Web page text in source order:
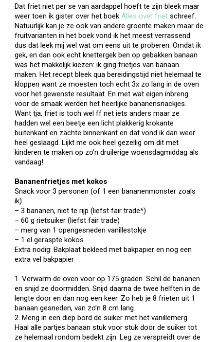
Dat friet niet per se van aardappel hoeft te zijn bleek maar
weer toen ik gister over het boek Alles over friet schreef.
Natuurlijk kan je ze ook van andere groente maken maar de
fruitvarianten in het boek vond ik het meest verrassend
dus dat leek mij wel wat om eens uit te proberen. Omdat ik
gek, en dan ook echt knettergek ben op gebakken banaan
was het makkelijk kiezen: ik ging frietjes van banaan
maken. Het recept bleek qua bereidingstijd niet helemaal te
kloppen want ze moesten toch echt 3x zo lang in de oven
voor het gewenste resultaat. En met wat eigen inbreng
voor de smaak werden het heerlijke bananensnackjes.
Want tja, friet is toch wel ff net iets anders maar ze
hadden wel een beetje een licht plakkerig krokante
buitenkant en zachte binnenkant en dat vond ik dan weer
heel geslaagd. Lijkt me ook heel gezellig om dit met
kinderen te maken op zo’n druilerige woensdagmiddag als
vandaag!
Bananenfrietjes met kokos
Snack voor 3 personen (of 1 een bananenmonster zoals
ik)
– 3 bananen, niet te rijp (liefst fair trade*)
– 60 g rietsuiker (liefst fair trade)
– merg van 1 opengesneden vanillestokje
– 1 el geraspte kokos
Extra nodig: Bakplaat bekleed met bakpapier en nog een
extra vel bakpapier
1. Verwarm de oven voor op 175 graden. Schil de bananen
en snijd ze doormidden. Snijd daarna de twee helften in de
lengte door en dan nog een keer. Zo heb je 8 frieten uit 1
banaan gesneden, van zo’n 8 cm lang.
2. Meng in een diep bord de suiker met het vanillemerg.
Haal alle partjes banaan stuk voor stuk door de suiker tot
ze helemaal rondom bedekt zijn. Leg ze verspreidt over de